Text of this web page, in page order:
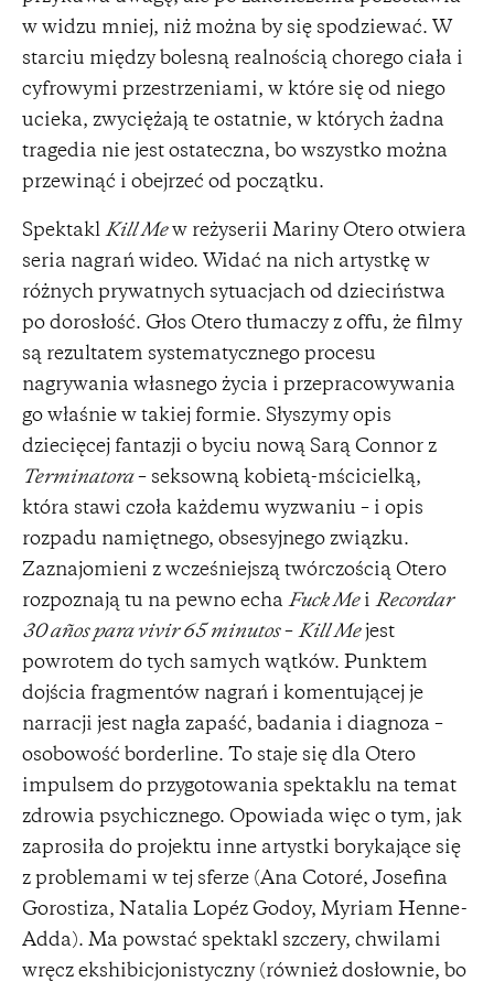
w widzu mniej, niż można by się spodziewać. W
starciu między bolesną realnością chorego ciała i
cyfrowymi przestrzeniami, w które się od niego
ucieka, zwyciężają te ostatnie, w których żadna
tragedia nie jest ostateczna, bo wszystko można
przewinąć i obejrzeć od początku.
Spektakl Kill Mew reżyserii Mariny Otero otwiera
seria nagrań wideo. Widać na nich artystkę w
różnych prywatnych sytuacjach od dzieciństwa
po dorosłość. Głos Otero tłumaczy z offu, że filmy
są rezultatem systematycznego procesu
nagrywania własnego życia i przepracowywania
go właśnie w takiej formie. Słyszymy opis
dziecięcej fantazji o byciu nową Sarą Connor z
Terminatora– seksowną kobietą-mścicielką,
która stawi czoła każdemu wyzwaniu – i opis
rozpadu namiętnego, obsesyjnego związku.
Zaznajomieni z wcześniejszą twórczością Otero
rozpoznają tu na pewno echa Fuck Mei Recordar
30 años para vivir 65 minutos– Kill Mejest
powrotem do tych samych wątków. Punktem
dojścia fragmentów nagrań i komentującej je
narracji jest nagła zapaść, badania i diagnoza –
osobowość borderline. To staje się dla Otero
impulsem do przygotowania spektaklu na temat
zdrowia psychicznego. Opowiada więc o tym, jak
zaprosiła do projektu inne artystki borykające się
z problemami w tej sferze (Ana Cotoré, Josefina
Gorostiza, Natalia Lopéz Godoy, Myriam Henne-
Adda). Ma powstać spektakl szczery, chwilami
wręcz ekshibicjonistyczny (również dosłownie, bo